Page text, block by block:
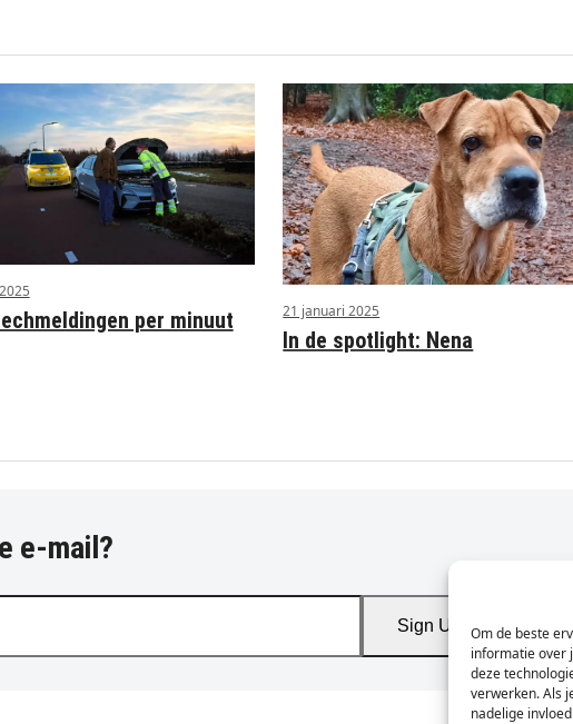
Om de beste
informatie over
deze
verwerken. Als
nadelige
per minuut 21 januari 2025
In de spotlight: Nena
e-mail?
Sign Up